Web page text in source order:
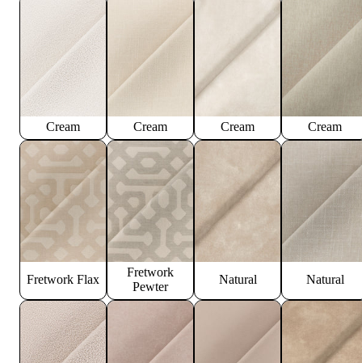
Cream Cream Cream Cream
Fretwork Flax
Fretwork
Pewter
Natural Natural